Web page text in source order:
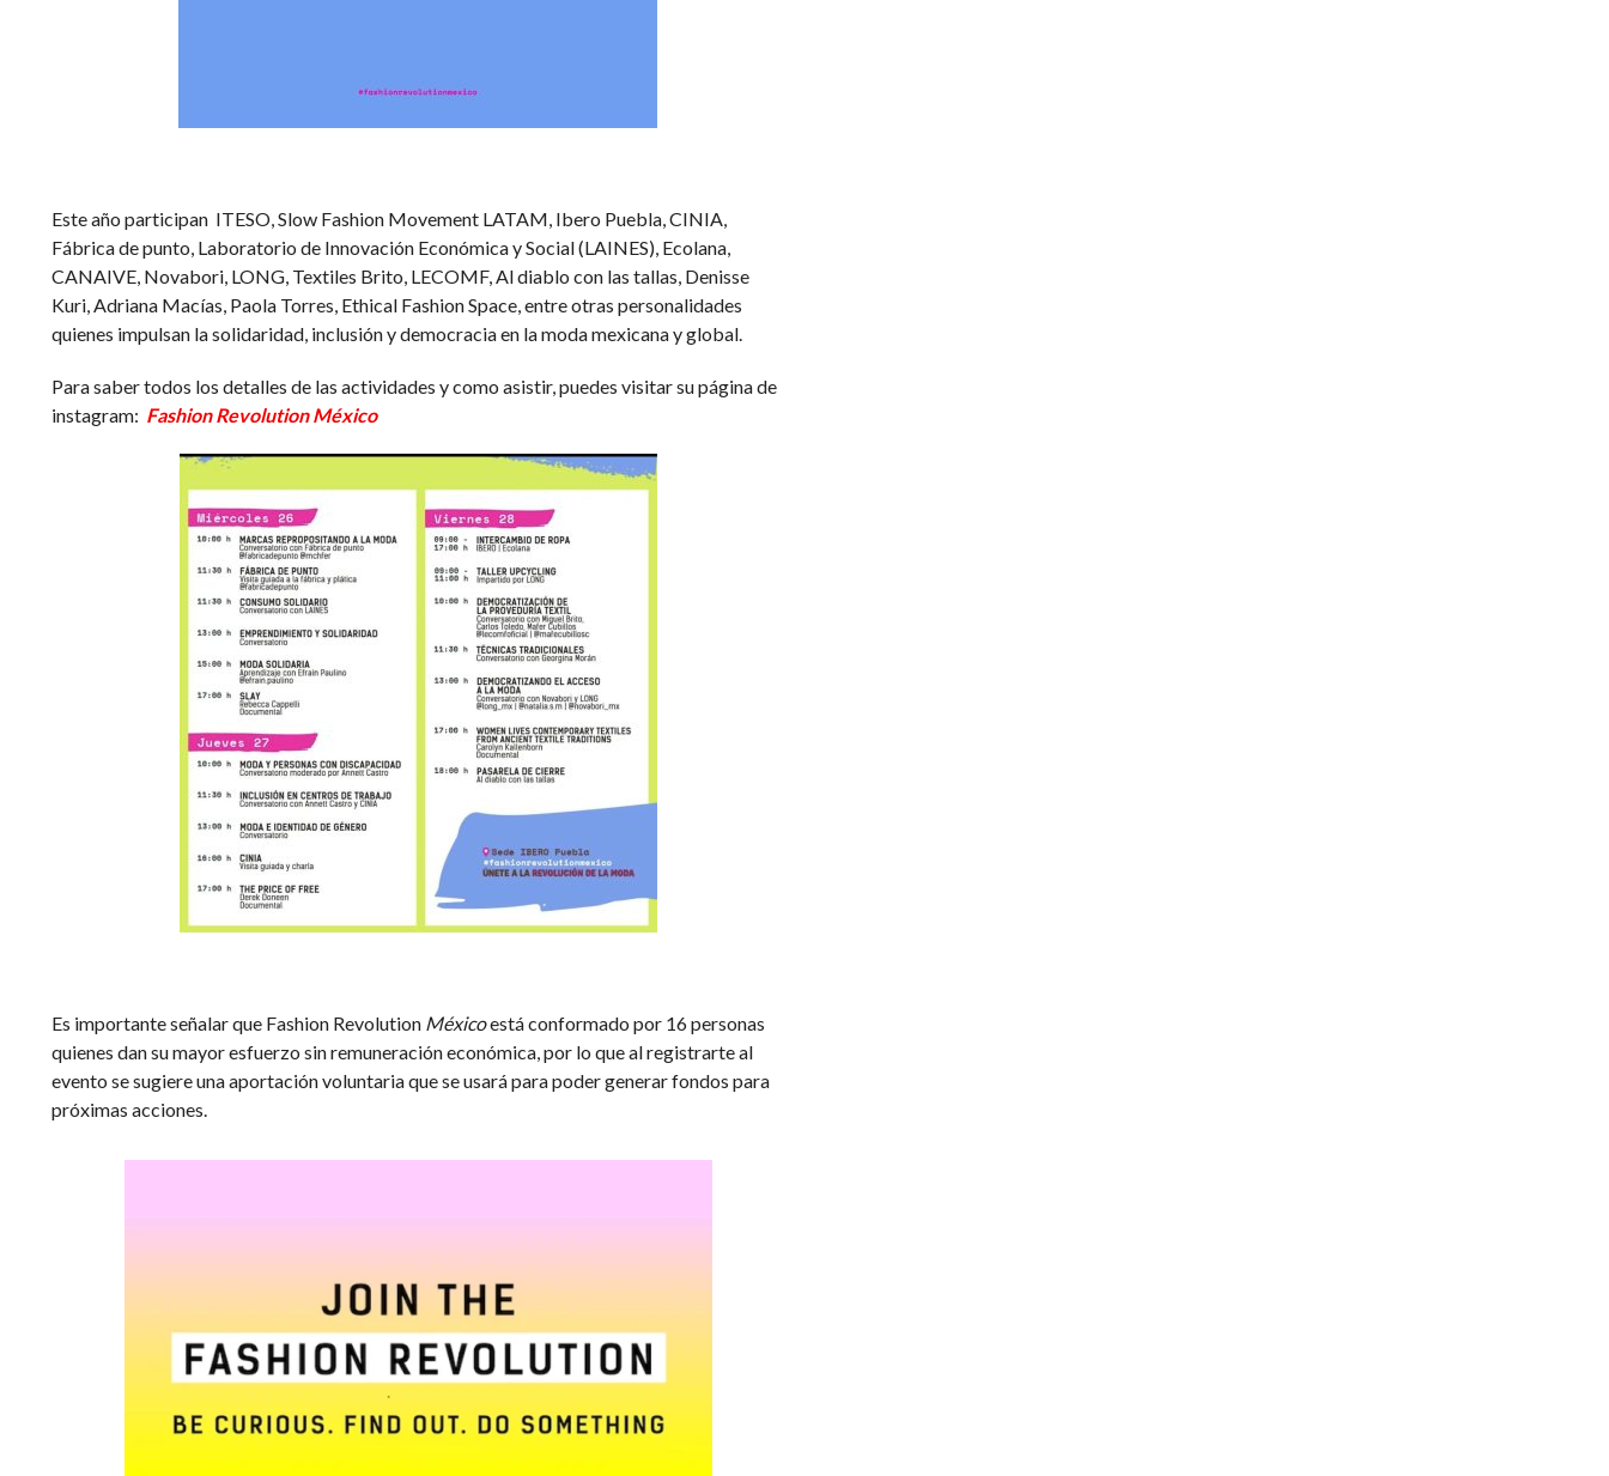
Este año participan ITESO, Slow Fashion Movement LATAM, Ibero Puebla, CINIA,
Fábrica de punto, Laboratorio de Innovación Económica y Social (LAINES), Ecolana,
CANAIVE, Novabori, LONG, Textiles Brito, LECOMF, Al diablo con las tallas, Denisse
Kuri, Adriana Macías, Paola Torres, Ethical Fashion Space, entre otras personalidades
quienes impulsan la solidaridad, inclusión y democracia en la moda mexicana y global.
Para saber todos los detalles de las actividades y como asistir, puedes visitar su página de
instagram: Fashion Revolution México
Es importante señalar que Fashion RevolutionMéxicoestá conformado por 16 personas
quienes dan su mayor esfuerzo sin remuneración económica, por lo que al registrarte al
evento se sugiere una aportación voluntaria que se usará para poder generar fondos para
próximas acciones.